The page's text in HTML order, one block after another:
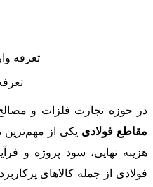
تعرفه
در حوزه تجارت فلزات و
مقاطع فولادی یکی از
هزینه نهایی، سود پروژه و
فولادی از جمله کالاهای